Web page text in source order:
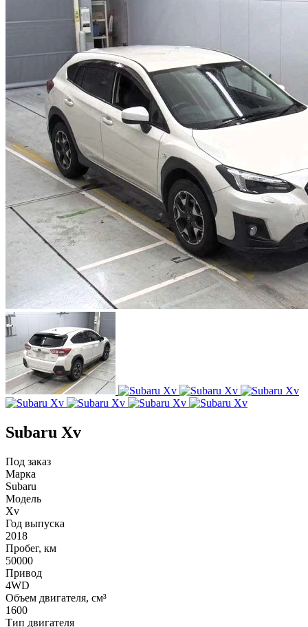
Subaru Xv
Под заказ
Марка
Subaru
Модель
Xv
Год выпуска
2018
Пробег, км
50000
Привод
4WD
Объем двигателя, см³
1600
Тип двигателя